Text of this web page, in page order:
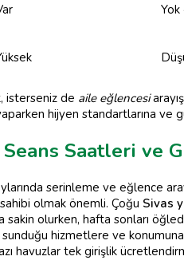
isterseniz de aile eğlencesi
hijyen standartlarına
Seans Saatleri ve
serinleme ve eğlence
olmak önemli. Çoğu Sivas
olurken, hafta sonları
hizmetlere ve
havuzlar tek girişlik